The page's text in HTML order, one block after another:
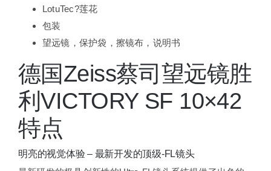
LotuTec?莲花
包装
望远镜，保护袋，擦镜布，说明书
德国Zeiss蔡司望远镜胜
利VICTORY SF 10×42
特点
明亮的视觉体验 – 最新开发的顶级-FL镜头